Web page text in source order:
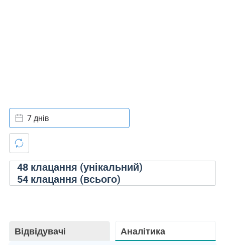
48клацання (унікальний)
54клацання (всього)
7 днів
Відвідувачі Аналітика